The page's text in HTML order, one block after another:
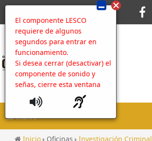
El componente LESCO
requiere de algunos
segundos para entrar en
funcionamiento.
Si desea cerrar (desactivar) el
componente de sonido y
señas, cierre esta ventana
MENU
Inicio Oficinas Investigación Criminal